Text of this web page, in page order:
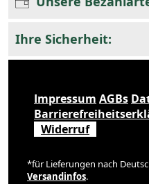
Ihre Sicherheit:
Impressum AGBs
Widerruf
*für Lieferungen nach
Versandinfos.